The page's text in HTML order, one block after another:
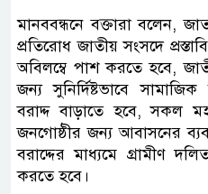
মানববন্ধনে বক্তারা বলেন,
প্রতিরোধ জাতীয় সংসদে
অবিলম্বে পাশ করতে হবে,
জন্য সুনির্দিষ্টভাবে
বরাদ্দ বাড়াতে হবে, সকল
জনগোষ্ঠীর জন্য আবাসনের
বরাদ্দের মাধ্যমে গ্রামীণ
করতে হবে।